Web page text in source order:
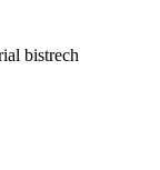
bistrech